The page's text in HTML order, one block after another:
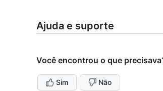
Ajuda e suporte
Você encontrou o que
Sim Não